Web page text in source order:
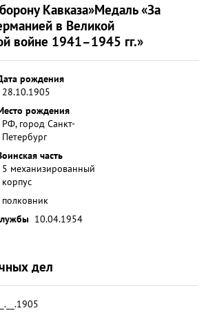
Кавказа»Медаль «За
в Великой
войне 1941–1945 гг.»
рождения
28.10.1905
рождения
РФ, город Санкт-
Петербург
часть
5 механизированный
корпус
полковник
10.04.1954
дел
__.__.1905